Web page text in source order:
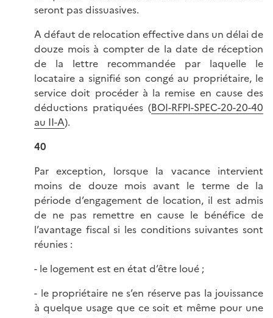
seront pas dissuasives.
A défaut de relocation effective dans un délai de
douze mois à compter de la date de réception
de la lettre recommandée par laquelle le
locataire a signifié son congé au propriétaire, le
service doit procéder à la remise en cause des
déductions pratiquées (BOI-RFPI-SPEC-20-20-40
au II-A).
40
Par exception, lorsque la vacance intervient
moins de douze mois avant le terme de la
période d’engagement de location, il est admis
de ne pas remettre en cause le bénéfice de
l’avantage fiscal si les conditions suivantes sont
réunies :
- le logement est en état d’être loué ;
- le propriétaire ne s’en réserve pas la jouissance
à quelque usage que ce soit et même pour une